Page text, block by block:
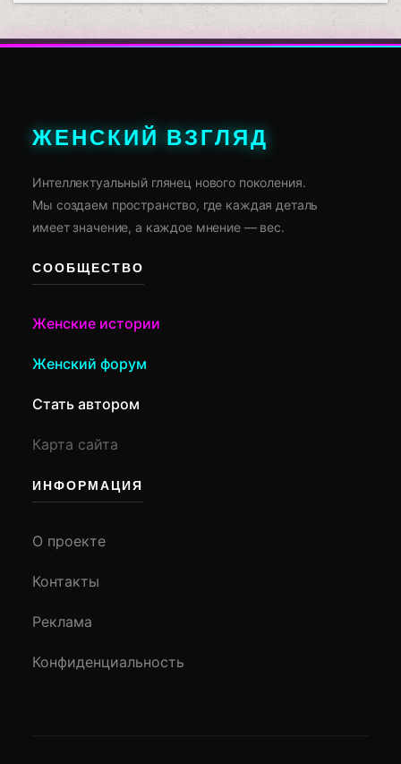
ЖЕНСКИЙ ВЗГЛЯД
Интеллектуальный глянец нового поколения.
Мы создаем пространство, где каждая деталь
имеет значение, а каждое мнение — вес.
СООБЩЕСТВО
Женские истории
Женский форум
Стать автором
Карта сайта
ИНФОРМАЦИЯ
О проекте
Контакты
Реклама
Конфиденциальность